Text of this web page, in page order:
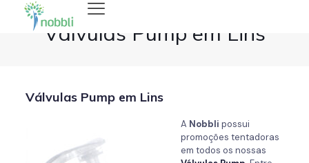
Válvulas Pump em Lins
Válvulas Pump em Lins
A Nobbli possui
promoções tentadoras
em todos os nossas